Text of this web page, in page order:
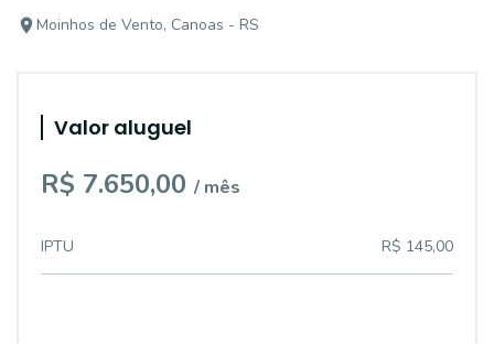
Moinhos de Vento, Canoas - RS
Valor aluguel
R$ 7.650,00 / mês
IPTU R$ 145,00